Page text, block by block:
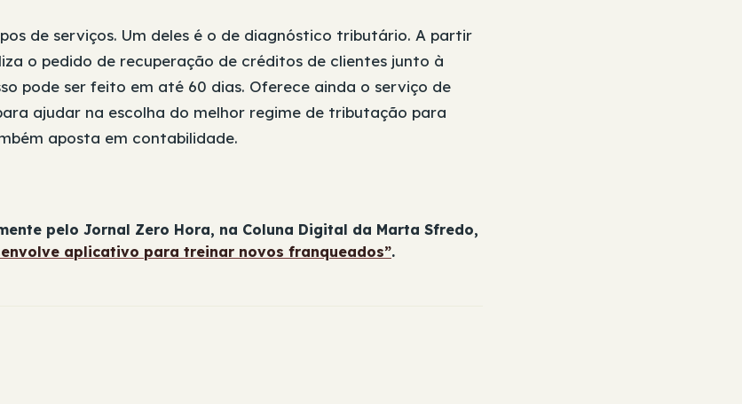
de serviços. Um deles é o de diagnóstico tributário. A partir
o pedido de recuperação de créditos de clientes junto à
pode ser feito em até 60 dias. Oferece ainda o serviço de
ajudar na escolha do melhor regime de tributação para
aposta em contabilidade.
pelo Jornal Zero Hora, na Coluna Digital da Marta Sfredo,
aplicativo para treinar novos franqueados”.